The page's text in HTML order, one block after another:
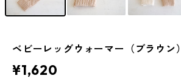
ベビーレッグウォーマー（ブラウン）
¥1,620